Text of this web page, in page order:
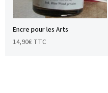
Encre pour les Arts
14,90€ TTC